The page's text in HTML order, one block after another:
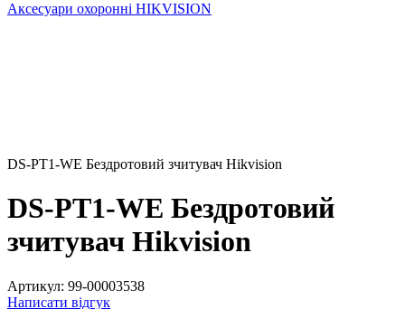
Аксесуари охоронні HIKVISION
DS-PT1-WE Бездротовий зчитувач Hikvision
DS-PT1-WE Бездротовий
зчитувач Hikvision
Артикул: 99-00003538
Написати відгук